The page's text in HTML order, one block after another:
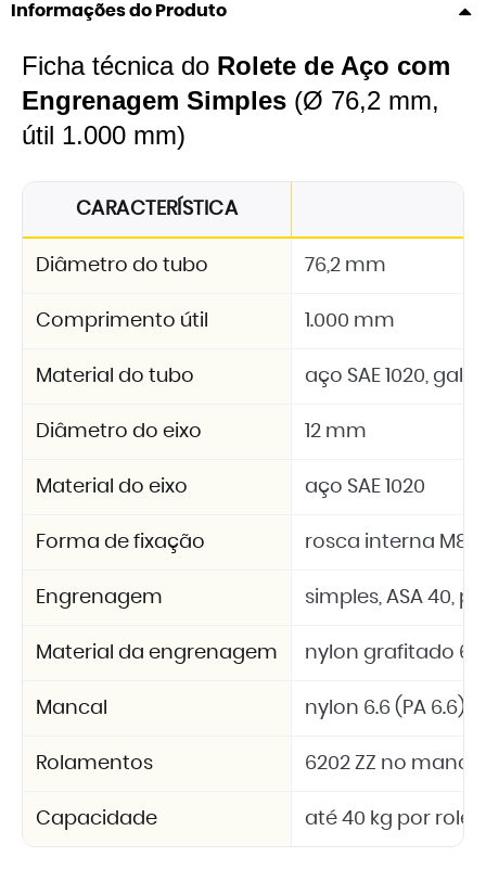
Informações do Produto
Ficha técnica do Rolete de Aço com
Engrenagem Simples (Ø 76,2 mm,
útil 1.000 mm)
CARACTERÍSTICA
Diâmetro do tubo 76,2 mm
Comprimento útil 1.000 mm
Material do tubo aço SAE 1020,
Diâmetro do eixo 12 mm
Material do eixo aço SAE 1020
Forma de fixação rosca interna M8
Engrenagem simples, ASA 40,
Material da engrenagem nylon grafitado 6.6
Mancal nylon 6.6 (PA 6.6)
Rolamentos 6202 ZZ no
Capacidade até 40 kg por